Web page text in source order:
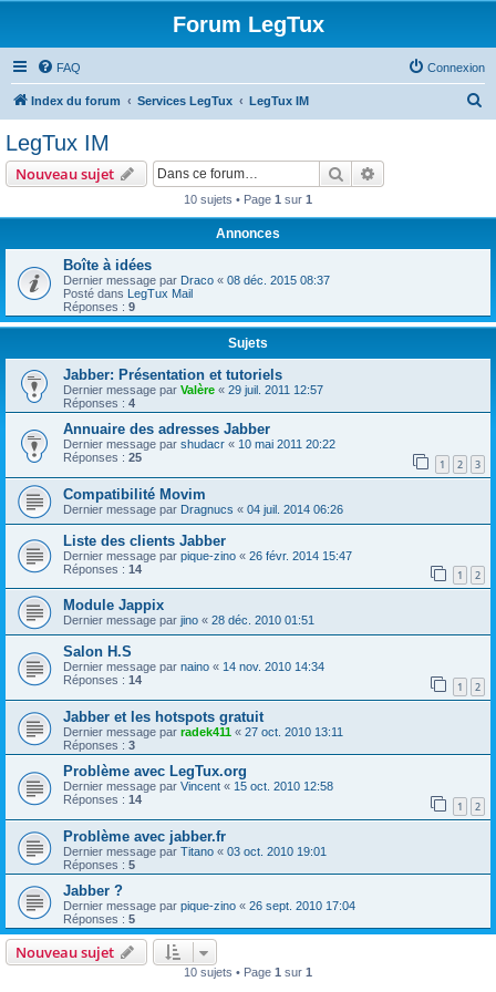
Forum LegTux
FAQ Connexion
Index du forum Services LegTux LegTux IM
LegTux IM
Nouveau sujet Rechercher
10 sujets • Page 1 sur 1
Annonces
Boîte à idées
Dernier message par Draco « 08 déc. 2015 08:37
Posté dans LegTux Mail
Réponses : 9
Sujets
Jabber: Présentation et tutoriels
Dernier message par Valère « 29 juil. 2011 12:57
Réponses : 4
Annuaire des adresses Jabber
Dernier message par shudacr « 10 mai 2011 20:22
Réponses : 25 1 2 3
Compatibilité Movim
Dernier message par Dragnucs « 04 juil. 2014 06:26
Liste des clients Jabber
Dernier message par pique-zino « 26 févr. 2014 15:47
Réponses : 14 1 2
Module Jappix
Dernier message par jino « 28 déc. 2010 01:51
Salon H.S
Dernier message par naino « 14 nov. 2010 14:34
Réponses : 14 1 2
Jabber et les hotspots gratuit
Dernier message par radek411 « 27 oct. 2010 13:11
Réponses : 3
Problème avec LegTux.org
Dernier message par Vincent « 15 oct. 2010 12:58
Réponses : 14 1 2
Problème avec jabber.fr
Dernier message par Titano « 03 oct. 2010 19:01
Réponses : 5
Jabber ?
Dernier message par pique-zino « 26 sept. 2010 17:04
Réponses : 5
Nouveau sujet
10 sujets • Page 1 sur 1